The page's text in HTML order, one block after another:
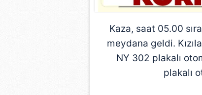
Kaza, saat 05.00
meydana geldi.
NY 302 plakalı
plakalı